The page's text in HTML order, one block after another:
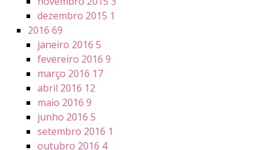
dezembro 2015 1
2016 69
janeiro 2016 5
fevereiro 2016 9
março 2016 17
abril 2016 12
maio 2016 9
junho 2016 5
setembro 2016 1
outubro 2016 4